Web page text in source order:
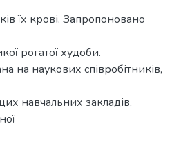
їх крові. Запропоновано
рогатої худоби.
на наукових співробітників,
навчальних закладів,